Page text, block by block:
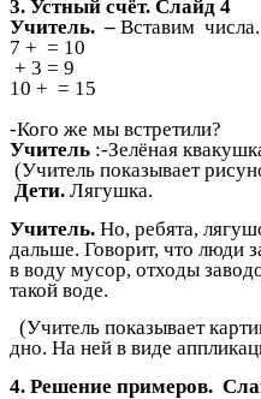
3. Устный счёт. Слайд 4
Учитель. – Вставим числа.
7 + =
+ 3 = 9
10 + =
-Кого же мы встретили?
Учитель :-Зелёная
(Учитель показывает
Дети. Лягушка.
Учитель. Но, ребята,
дальше. Говорит, что люди
в воду мусор, отходы
такой воде.
(Учитель показывает
дно. На ней в виде
4. Решение примеров.